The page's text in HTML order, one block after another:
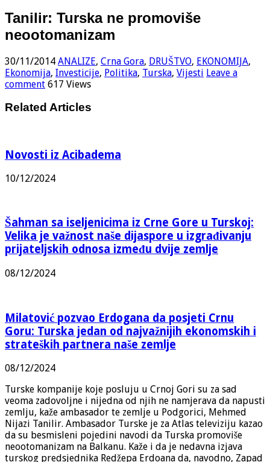
Tanilir: Turska ne promoviše
neootomanizam
30/11/2014 ANALIZE, Crna Gora, DRUŠTVO, EKONOMIJA,
Ekonomija, Investicije, Politika, Turska, Vijesti Leave a
comment 617 Views
Related Articles
Novosti iz Acibadema
10/12/2024
Šahman sa iseljenicima iz Crne Gore u Turskoj:
Velika je važnost naše dijaspore u izgrađivanju
prijateljskih odnosa između dvije zemlje
08/12/2024
Milatović pozvao Erdogana da posjeti Crnu
Goru: Turska jedan od najvažnijih ekonomskih i
strateških partnera naše zemlje
08/12/2024
Turske kompanije koje posluju u Crnoj Gori su za sad
veoma zadovoljne i nijedna od njih ne namjerava da napusti
zemlju, kaže ambasador te zemlje u Podgorici, Mehmed
Nijazi Tanilir. Ambasador Turske je za Atlas televiziju kazao
da su besmisleni pojedini navodi da Turska promoviše
neootomanizam na Balkanu. Kaže i da je nedavna izjava
turskog predsjednika Redžepa Erdoana da, navodno, Zapad